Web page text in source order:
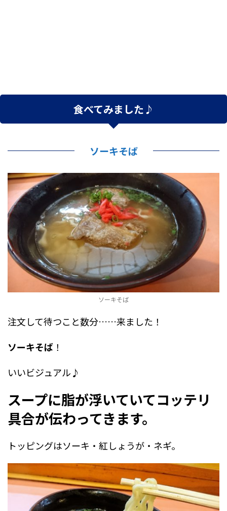
食べてみました♪
ソーキそば
ソーキそば
注文して待つこと数分……来ました！
ソーキそば ！
いいビジュアル♪
スープに脂が浮いていてコッテリ
具合が伝わってきます。
トッピングはソーキ・紅しょうが・ネギ。